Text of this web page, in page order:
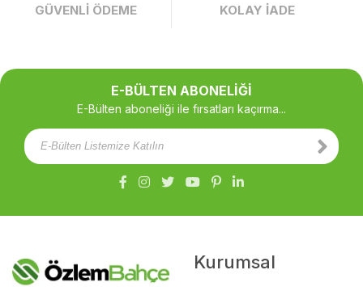
GÜVENLİ ÖDEME KOLAY İADE
E-BÜLTEN ABONELİĞİ
E-Bülten aboneliği ile fırsatları kaçırma...
Kurumsal